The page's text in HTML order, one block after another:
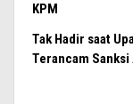
KPM
Tak Hadir saat
Terancam